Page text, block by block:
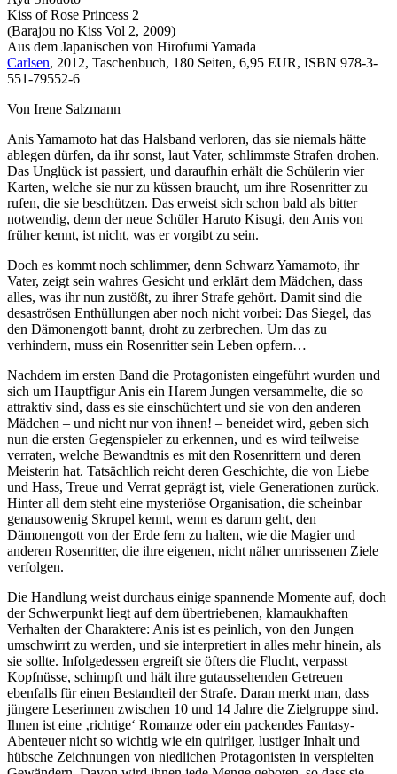
Kiss of Rose Princess 2
(Barajou no Kiss Vol 2, 2009)
Aus dem Japanischen von Hirofumi Yamada
Carlsen, 2012, Taschenbuch, 180 Seiten, 6,95 EUR, ISBN 978-3-
551-79552-6
Von Irene Salzmann
Anis Yamamoto hat das Halsband verloren, das sie niemals hätte
ablegen dürfen, da ihr sonst, laut Vater, schlimmste Strafen drohen.
Das Unglück ist passiert, und daraufhin erhält die Schülerin vier
Karten, welche sie nur zu küssen braucht, um ihre Rosenritter zu
rufen, die sie beschützen. Das erweist sich schon bald als bitter
notwendig, denn der neue Schüler Haruto Kisugi, den Anis von
früher kennt, ist nicht, was er vorgibt zu sein.
Doch es kommt noch schlimmer, denn Schwarz Yamamoto, ihr
Vater, zeigt sein wahres Gesicht und erklärt dem Mädchen, dass
alles, was ihr nun zustößt, zu ihrer Strafe gehört. Damit sind die
desaströsen Enthüllungen aber noch nicht vorbei: Das Siegel, das
den Dämonengott bannt, droht zu zerbrechen. Um das zu
verhindern, muss ein Rosenritter sein Leben opfern…
Nachdem im ersten Band die Protagonisten eingeführt wurden und
sich um Hauptfigur Anis ein Harem Jungen versammelte, die so
attraktiv sind, dass es sie einschüchtert und sie von den anderen
Mädchen – und nicht nur von ihnen! – beneidet wird, geben sich
nun die ersten Gegenspieler zu erkennen, und es wird teilweise
verraten, welche Bewandtnis es mit den Rosenrittern und deren
Meisterin hat. Tatsächlich reicht deren Geschichte, die von Liebe
und Hass, Treue und Verrat geprägt ist, viele Generationen zurück.
Hinter all dem steht eine mysteriöse Organisation, die scheinbar
genausowenig Skrupel kennt, wenn es darum geht, den
Dämonengott von der Erde fern zu halten, wie die Magier und
anderen Rosenritter, die ihre eigenen, nicht näher umrissenen Ziele
verfolgen.
Die Handlung weist durchaus einige spannende Momente auf, doch
der Schwerpunkt liegt auf dem übertriebenen, klamaukhaften
Verhalten der Charaktere: Anis ist es peinlich, von den Jungen
umschwirrt zu werden, und sie interpretiert in alles mehr hinein, als
sie sollte. Infolgedessen ergreift sie öfters die Flucht, verpasst
Kopfnüsse, schimpft und hält ihre gutaussehenden Getreuen
ebenfalls für einen Bestandteil der Strafe. Daran merkt man, dass
jüngere Leserinnen zwischen 10 und 14 Jahre die Zielgruppe sind.
Ihnen ist eine ‚richtige‘ Romanze oder ein packendes Fantasy-
Abenteuer nicht so wichtig wie ein quirliger, lustiger Inhalt und
hübsche Zeichnungen von niedlichen Protagonisten in verspielten